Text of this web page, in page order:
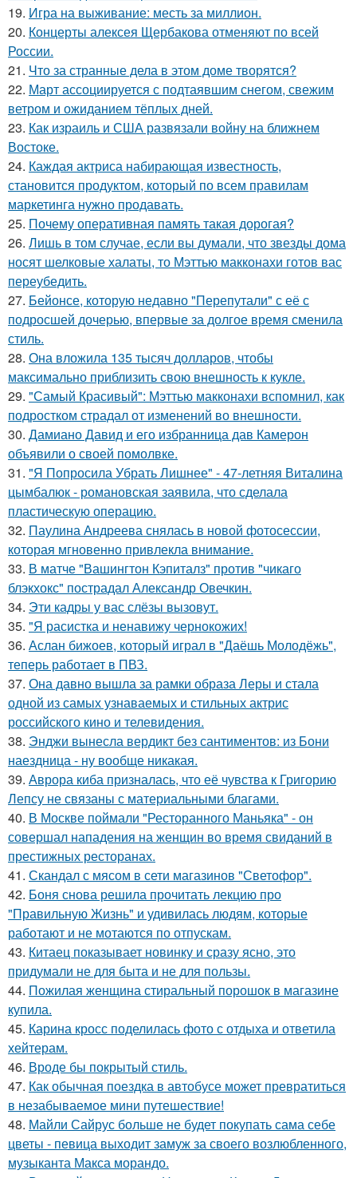
19. Игра на выживание: месть за миллион.
20. Концерты алексея Щербакова отменяют по всей
России.
21. Что за странные дела в этом доме творятся?
22. Март ассоциируется с подтаявшим снегом, свежим
ветром и ожиданием тёплых дней.
23. Как израиль и США развязали войну на ближнем
Востоке.
24. Каждая актриса набирающая известность,
становится продуктом, который по всем правилам
маркетинга нужно продавать.
25. Почему оперативная память такая дорогая?
26. Лишь в том случае, если вы думали, что звезды дома
носят шелковые халаты, то Мэттью макконахи готов вас
переубедить.
27. Бейонсе, которую недавно "Перепутали" с её с
подросшей дочерью, впервые за долгое время сменила
стиль.
28. Она вложила 135 тысяч долларов, чтобы
максимально приблизить свою внешность к кукле.
29. "Самый Красивый": Мэттью макконахи вспомнил, как
подростком страдал от изменений во внешности.
30. Дамиано Давид и его избранница дав Камерон
объявили о своей помолвке.
31. "Я Попросила Убрать Лишнее" - 47-летняя Виталина
цымбалюк - романовская заявила, что сделала
пластическую операцию.
32. Паулина Андреева снялась в новой фотосессии,
которая мгновенно привлекла внимание.
33. В матче "Вашингтон Кэпиталз" против "чикаго
блэкхокс" пострадал Александр Овечкин.
34. Эти кадры у вас слёзы вызовут.
35. "Я расистка и ненавижу чернокожих!
36. Аслан бижоев, который играл в "Даёшь Молодёжь",
теперь работает в ПВЗ.
37. Она давно вышла за рамки образа Леры и стала
одной из самых узнаваемых и стильных актрис
российского кино и телевидения.
38. Энджи вынесла вердикт без сантиментов: из Бони
наездница - ну вообще никакая.
39. Аврора киба призналась, что её чувства к Григорию
Лепсу не связаны с материальными благами.
40. В Москве поймали "Ресторанного Маньяка" - он
совершал нападения на женщин во время свиданий в
престижных ресторанах.
41. Скандал с мясом в сети магазинов "Светофор".
42. Боня снова решила прочитать лекцию про
"Правильную Жизнь" и удивилась людям, которые
работают и не мотаются по отпускам.
43. Китаец показывает новинку и сразу ясно, это
придумали не для быта и не для пользы.
44. Пожилая женщина стиральный порошок в магазине
купила.
45. Карина кросс поделилась фото с отдыха и ответила
хейтерам.
46. Вроде бы покрытый стиль.
47. Как обычная поездка в автобусе может превратиться
в незабываемое мини путешествие!
48. Майли Сайрус больше не будет покупать сама себе
цветы - певица выходит замуж за своего возлюбленного,
музыканта Макса морандо.